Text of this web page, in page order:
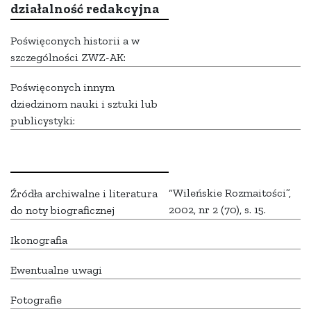
działalność redakcyjna
Poświęconych historii a w
szczególności ZWZ-AK:
Poświęconych innym
dziedzinom nauki i sztuki lub
publicystyki:
Źródła archiwalne i literatura
do noty biograficznej
“Wileńskie Rozmaitości”,
2002, nr 2 (70), s. 15.
Ikonografia
Ewentualne uwagi
Fotografie